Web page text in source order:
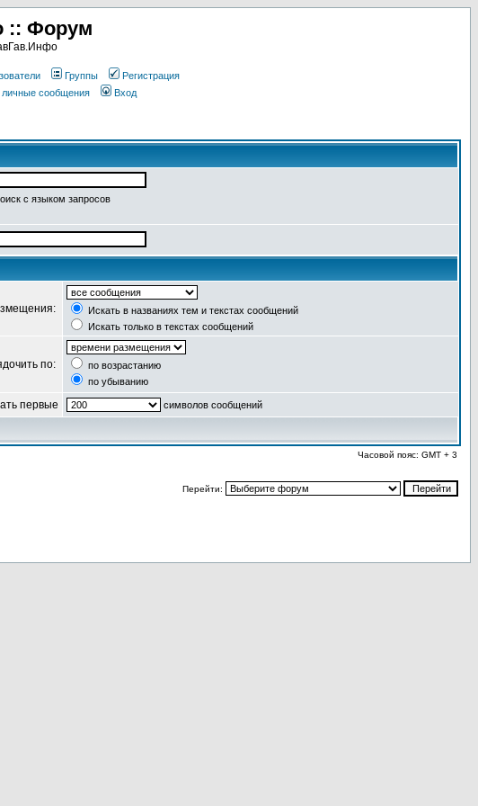
:: Форум
Группы
Регистрация
личные сообщения Вход
с языком запросов
Искать в названиях тем и текстах сообщений
Искать только в текстах сообщений
по:
по возрастанию
по убыванию
первые символов сообщений
Часовой пояс: GMT + 3
Перейти: